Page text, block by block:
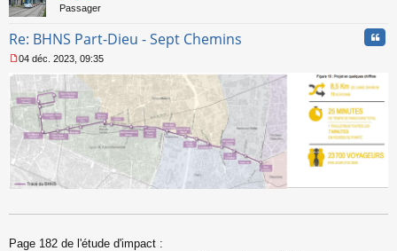
Passager
Re: BHNS Part-Dieu - Sept Chemins
e
s
s
a
g
n
n
u
04 déc. 2023, 09:35
Page 182 de l'étude d'impact :